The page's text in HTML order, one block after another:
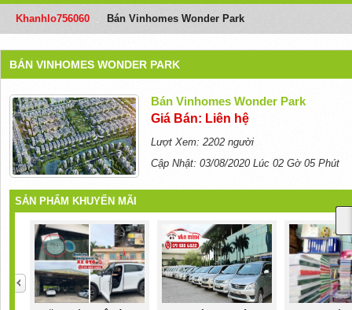
Khanhlo756060 Bán Vinhomes Wonder Park
BÁN VINHOMES WONDER PARK
Bán Vinhomes Wonder Park
Giá Bán: Liên hệ
Lượt Xem: 2202 người
Cập Nhật: 03/08/2020 Lúc 02 Gờ 05 Phút
SẢN PHẨM KHUYẾN MÃI